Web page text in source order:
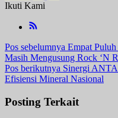
Ikuti Kami
Navigasi
pos
Pos sebelumnya Empat
Masih Mengusung Rock ‘N
Pos berikutnya Sinergi
Efisiensi Mineral Nasional
Posting Terkait